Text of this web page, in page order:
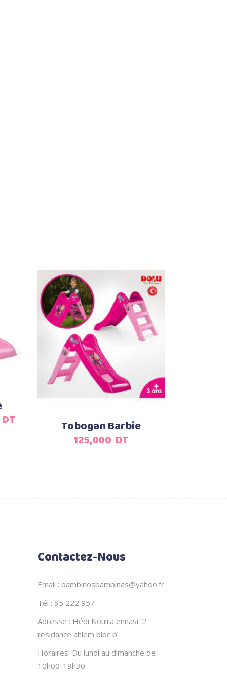
DTLe
Ajouter au panier
Tobogan Barbie
125,000 DT
Contactez-Nous
Email : bambinosbambinas@yahoo.fr
Tél : 95 222 957
Adresse : Hédi Nouira ennasr 2
residance ahlem bloc b
Horaires: Du lundi au dimanche de
10h00-19h30